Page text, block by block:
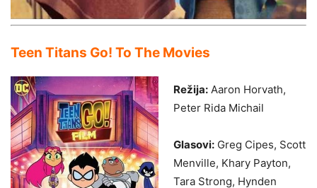
Teen Titans Go! To The Movies
Režija: Aaron Horvath,
Peter Rida Michail
Glasovi: Greg Cipes, Scott
Menville, Khary Payton,
Tara Strong, Hynden